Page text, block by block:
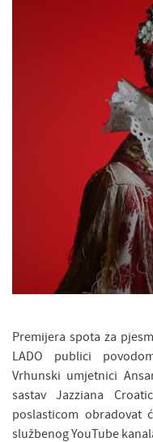
Premijera spota za
LADO publici
Vrhunski umjetnici
sastav Jazziana
poslasticom obradovat
službenog YouTube